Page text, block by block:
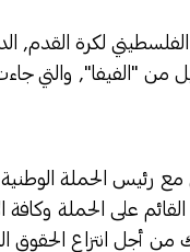
لكرة القدم,
من "الفيفا", والتي
رئيس الحملة
على الحملة وكافة
أجل انتزاع الحقوق